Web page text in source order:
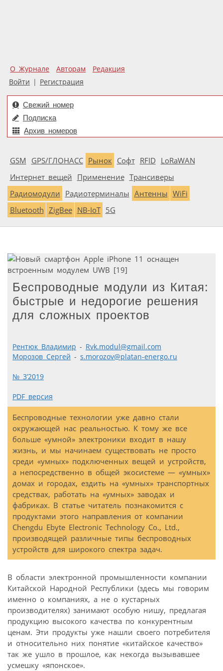
О Журнале Авторам
Редакция
Войти | Регистрация
Свежий номер
Подписка
Архив номеров
GSM GPS/ГЛОНАСС Рынок Софт RFID LoRaWAN
Интернет вещей Применение Трансиверы
Радиомодули Радиотерминалы Антенны WiFi
Bluetooth ZigBee NB-IoT 5G
Беспроводные модули из Китая:
быстрые и недорогие решения
для сложных проектов
Рентюк Владимир - Rvk.modul@gmail.com
Морозов Сергей - s.morozov@platan-energo.ru
№ 3’2019
PDF версия
Беспроводные технологии уже давно стали
окружающей нас реальностью. К тому же все
больше «умной» электроники входит в нашу
жизнь, и мы начинаем существовать не просто
среди «умных» подключенных вещей и устройств,
а непосредственно в общей экосистеме — «умных»
домах и городах, ездить на «умных» транспортных
средствах, работать на «умных» заводах и
фабриках. В статье читатель познакомится с
продуктами этого направления от компании
Chengdu Ebyte Electronic Technology Co., Ltd.,
производящей различные типы беспроводных
устройств для широкого спектра задач.
В области электронной промышленности компании
Китайской Народной Республики (здесь мы говорим
именно о компаниях, а не о кустарных
производителях) занимают особую нишу, предлагая
продукцию высокого качества по конкурентным
ценам. Эти продукты уже нашли своего потребителя
и относительно них понятие «китайское качество»
так же ушло в прошлое, как некогда вызывавшее
усмешку «японское».